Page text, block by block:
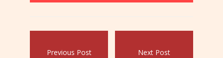
Previous Post Next Post